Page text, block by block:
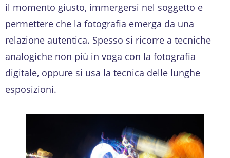
il momento giusto, immergersi nel soggetto e
permettere che la fotografia emerga da una
relazione autentica. Spesso si ricorre a tecniche
analogiche non più in voga con la fotografia
digitale, oppure si usa la tecnica delle lunghe
esposizioni.